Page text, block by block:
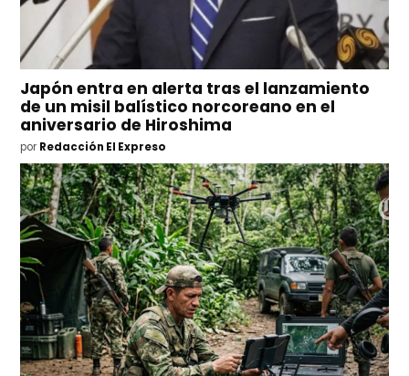
Japón entra en alerta tras el lanzamiento
de un misil balístico norcoreano en el
aniversario de Hiroshima
por Redacción El Expreso